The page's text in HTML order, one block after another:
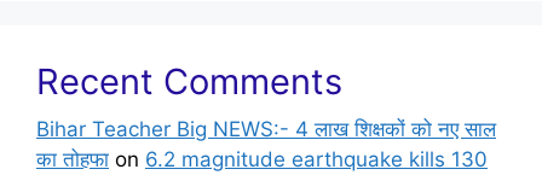
Recent Comments
Bihar Teacher Big NEWS:- 4 लाख शिक्षकों को नए साल
का तोहफा on 6.2 magnitude earthquake kills 130